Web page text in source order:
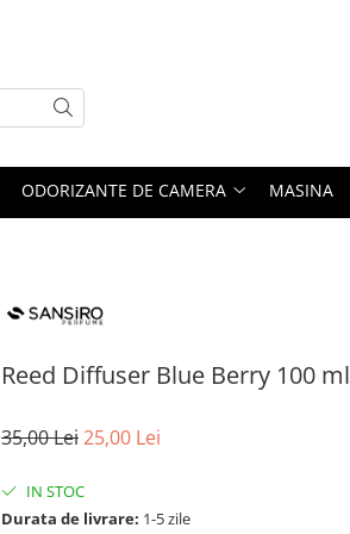
ODORIZANTE DE CAMERA MASINA
Reed Diffuser Blue Berry 100 ml
35,00 Lei25,00 Lei
IN STOC
Durata de livrare: 1-5 zile